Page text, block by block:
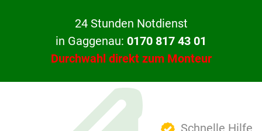
24 Stunden Notdienst
in Gaggenau: 0170 817 43 01
Durchwahl direkt zum Monteur
Schnelle Hilfe